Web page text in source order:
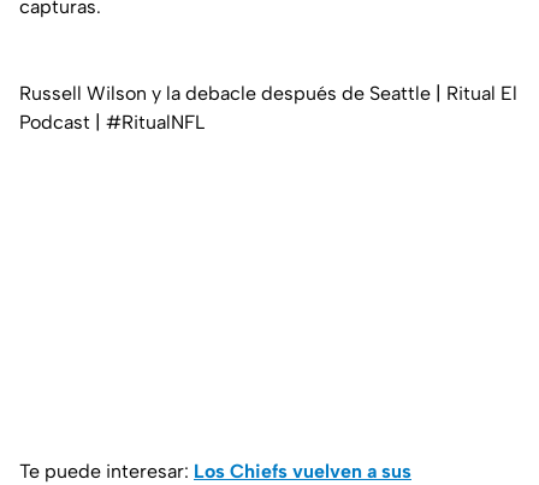
capturas.
Russell Wilson y la debacle después de Seattle | Ritual El
Podcast | #RitualNFL
Te puede interesar: Los Chiefs vuelven a sus